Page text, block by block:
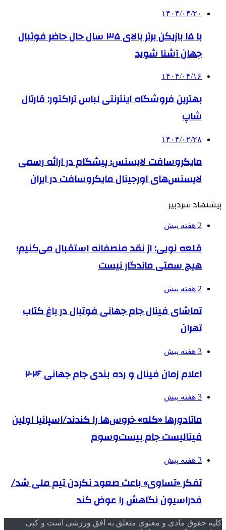
۱۴۰۴/۰۴/۲۰
با ۱۵ بازیکن برتر بالای ۳۵ سال حال حاضر فوتبال
جهان آشنا شوید
۱۴۰۴/۰۴/۱۶
بهترین فروشگاه اینترنتی لباس تراکتور: قارتال
شاپ
۱۴۰۴/۰۲/۲۸
مایکروسافت لایسنس؛ پیشگام در ارائه رسمی
لایسنس‌های اورجینال مایکروسافت در ایران
پیشنهاد سردبیر
2 هفته پیش
قلعه نویی: از نقد منصفانه استقبال می‌کنیم؛
هیچ سمتی ماندگار نیست
2 هفته پیش
تماشای فینال جام جهانی فوتبال در باغ کتاب
تهران
3 هفته پیش
اعلام زمان فینال و رده بندی جام جهانی ۲۰۲۶
3 هفته پیش
ماتادورها «کله» خروس‌ها را کندند/اسپانیا اولین
فینالیست جام بیست‌وسوم
3 هفته پیش
تفکر «تساوی» باعث صعود نکردن تیم ملی شد/
فدراسیون نگاهش را عوض کند
کلیه حقوق مادی و معنوی متعلق به افق ورزشی است و کپی